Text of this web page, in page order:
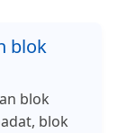
blok
blok
blok